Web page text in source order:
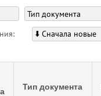
Тип документа